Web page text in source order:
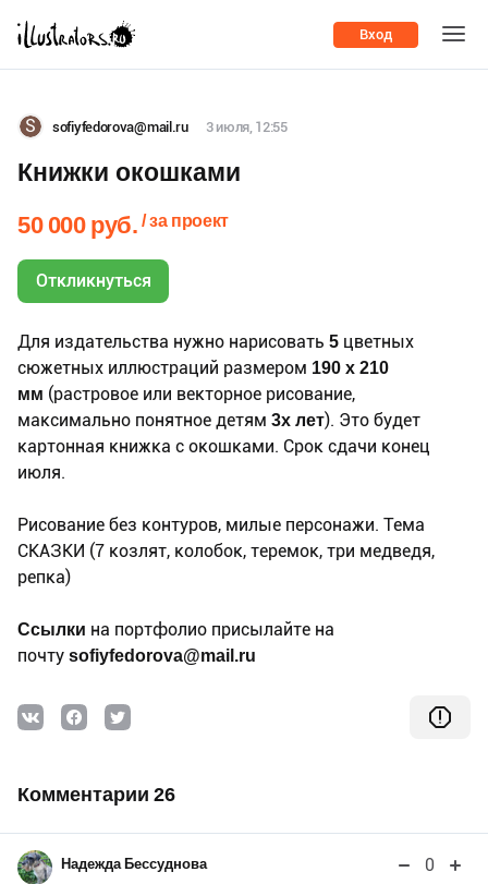
Вход
S sofiyfedorova@mail.ru 3 июля, 12:55
Книжки окошками
50 000 руб. / за проект
Откликнуться
Для издательства нужно нарисовать 5 цветных
сюжетных иллюстраций размером 190 х 210
мм (растровое или векторное рисование,
максимально понятное детям 3х лет). Это будет
картонная книжка с окошками. Срок сдачи конец
июля.
Рисование без контуров, милые персонажи. Тема
СКАЗКИ (7 козлят, колобок, теремок, три медведя,
репка)
Ссылки на портфолио присылайте на
почту sofiyfedorova@mail.ru
Комментарии 26
Надежда Бессуднова 0